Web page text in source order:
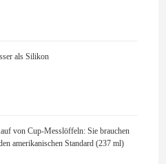
als Silikon
von Cup-Messlöffeln: Sie brauchen
amerikanischen Standard (237 ml)